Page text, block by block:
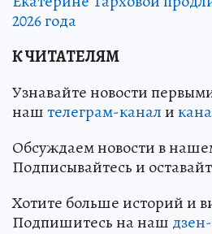
2026 года
К ЧИТАТЕЛЯМ
Узнавайте новости
наштелеграм-канали
Обсуждаем новости в
Подписывайтесь и
Хотите больше историй и
Подпишитесь на наш